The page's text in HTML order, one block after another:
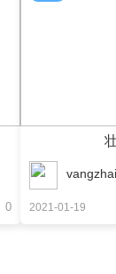
0 2021-01-19